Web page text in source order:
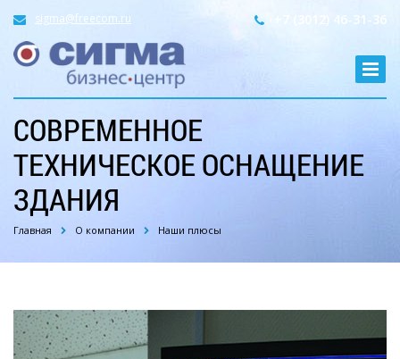
+7 (3012) 46-31-36
sigma@freecom.ru
СОВРЕМЕННОЕ
ТЕХНИЧЕСКОЕ ОСНАЩЕНИЕ
ЗДАНИЯ
Главная О компании Наши плюсы